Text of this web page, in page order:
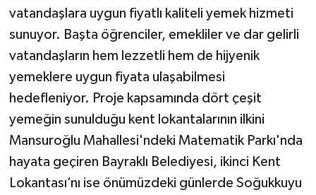
vatandaşlara uygun fiyatlı kaliteli yemek hizmeti
sunuyor. Başta öğrenciler, emekliler ve dar gelirli
vatandaşların hem lezzetli hem de hijyenik
yemeklere uygun fiyata ulaşabilmesi
hedefleniyor. Proje kapsamında dört çeşit
yemeğin sunulduğu kent lokantalarının ilkini
Mansuroğlu Mahallesi'ndeki Matematik Parkı'nda
hayata geçiren Bayraklı Belediyesi, ikinci Kent
Lokantası’nı ise önümüzdeki günlerde Soğukkuyu